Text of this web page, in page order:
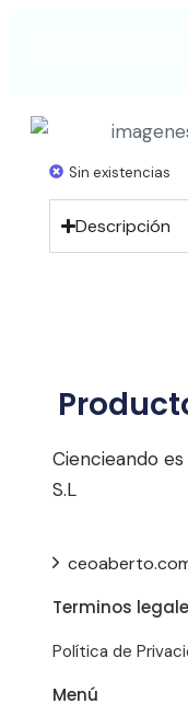
Sin existencias
Descripción
Ciencieando
S.L
Terminos
Política de
Menú